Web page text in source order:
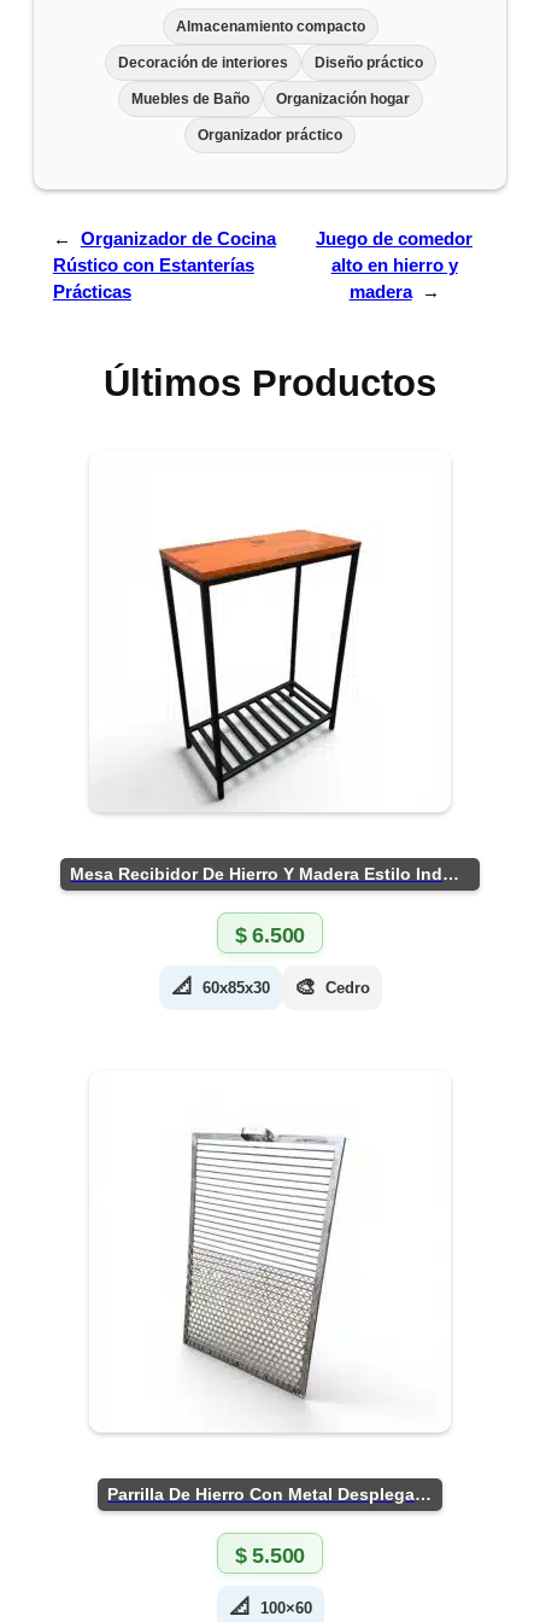
Almacenamiento compacto
Decoración de interiores Diseño práctico
Muebles de Baño Organización hogar
Organizador práctico
←
Organizador de Cocina
Rústico con Estanterías
Prácticas
Juego de comedor
alto en hierro y
madera
→
Últimos Productos
Mesa Recibidor De Hierro Y Madera Estilo Industrial
$6.500
📐 60x85x30 🎨 Cedro
Parrilla De Hierro Con Metal Desplegado
$5.500
📐 100×60